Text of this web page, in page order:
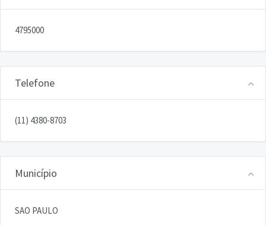
4795000
Telefone
(11) 4380-8703
Município
SAO PAULO